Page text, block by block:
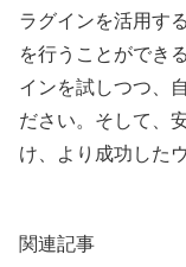
ラグインを活用す
を行うことができ
インを試しつつ、
ださい。そして、
け、より成功した
関連記事